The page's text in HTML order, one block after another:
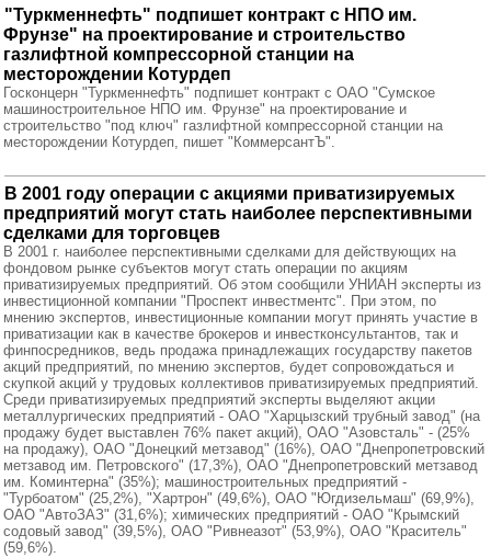
"Туркменнефть" подпишет контракт с НПО им.
Фрунзе" на проектирование и строительство
газлифтной компрессорной станции на
месторождении Котурдеп
Госконцерн "Туркменнефть" подпишет контракт с ОАО "Сумское
машиностроительное НПО им. Фрунзе" на проектирование и
строительство "под ключ" газлифтной компрессорной станции на
месторождении Котурдеп, пишет "КоммерсантЪ".
В 2001 году операции с акциями приватизируемых
предприятий могут стать наиболее перспективными
сделками для торговцев
В 2001 г. наиболее перспективными сделками для действующих на
фондовом рынке субъектов могут стать операции по акциям
приватизируемых предприятий. Об этом сообщили УНИАН эксперты из
инвестиционной компании "Проспект инвестментс". При этом, по
мнению экспертов, инвестиционные компании могут принять участие в
приватизации как в качестве брокеров и инвестконсультантов, так и
финпосредников, ведь продажа принадлежащих государству пакетов
акций предприятий, по мнению экспертов, будет сопровождаться и
скупкой акций у трудовых коллективов приватизируемых предприятий.
Среди приватизируемых предприятий эксперты выделяют акции
металлургических предприятий - ОАО "Харцызский трубный завод" (на
продажу будет выставлен 76% пакет акций), ОАО "Азовсталь" - (25%
на продажу), ОАО "Донецкий метзавод" (16%), ОАО "Днепропетровский
метзавод им. Петровского" (17,3%), ОАО "Днепропетровский метзавод
им. Коминтерна" (35%); машиностроительных предприятий -
"Турбоатом" (25,2%), "Хартрон" (49,6%), ОАО "Югдизельмаш" (69,9%),
ОАО "АвтоЗАЗ" (31,6%); химических предприятий - ОАО "Крымский
содовый завод" (39,5%), ОАО "Ривнеазот" (53,9%), ОАО "Краситель"
(59,6%).